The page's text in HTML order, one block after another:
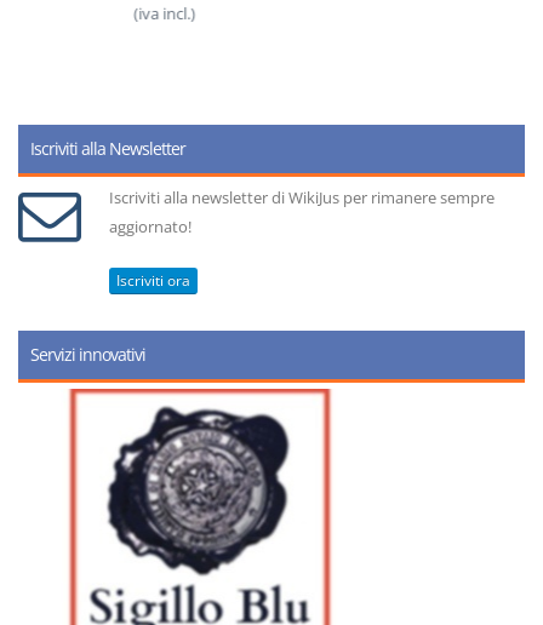
(iva incl.)
Iscriviti alla Newsletter
Iscriviti alla newsletter di WikiJus per rimanere sempre
aggiornato!
Iscriviti ora
Servizi innovativi